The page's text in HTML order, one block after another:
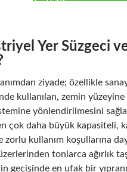
Yer Süzgeci
ziyade; özellikle
kullanılan, zemin yüzeyine
yönlendirilmesini
çok daha büyük kapasiteli,
zorlu kullanım koşullarına
tonlarca ağırlık
geçişinde en ufak bir